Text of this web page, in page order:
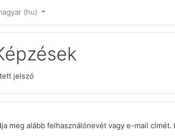
‎(hu)‎
jelszó
meg alább felhasználónevét vagy e-mail